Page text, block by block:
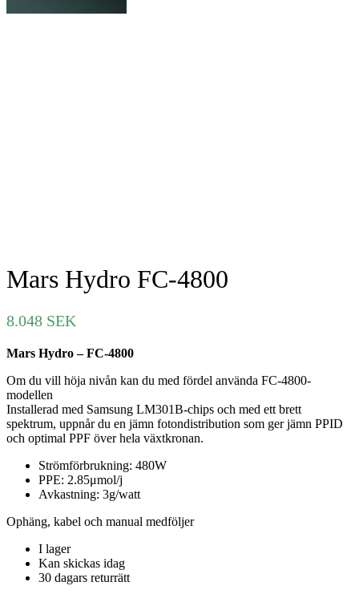
Mars Hydro FC-4800
8.048 SEK
Mars Hydro – FC-4800
Om du vill höja nivån kan du med fördel använda FC-4800-
modellen
Installerad med Samsung LM301B-chips och med ett brett
spektrum, uppnår du en jämn fotondistribution som ger jämn PPID
och optimal PPF över hela växtkronan.
Strömförbrukning: 480W
PPE: 2.85μmol/j
Avkastning: 3g/watt
Ophäng, kabel och manual medföljer
I lager
Kan skickas idag
30 dagars returrätt